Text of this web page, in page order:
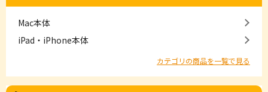
Mac本体
iPad・iPhone本体
カテゴリの商品を一覧で見る